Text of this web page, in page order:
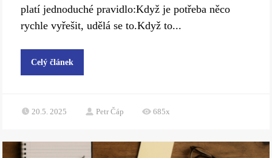
platí jednoduché pravidlo:Když je potřeba něco
rychle vyřešit, udělá se to.Když to...
Celý článek
20.5. 2025 Petr Čáp 685x